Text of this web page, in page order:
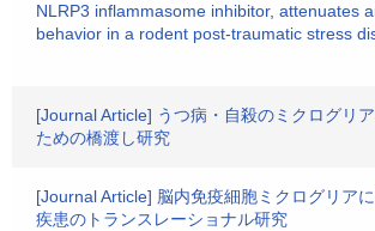
NLRP3 inflammasome inhibitor, attenuates
behavior in a rodent post-traumatic stress
[Journal Article] うつ病・自殺のミクログリ
ための橋渡し研究
[Journal Article] 脳内免疫細胞ミクログリア
疾患のトランスレーショナル研究